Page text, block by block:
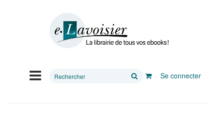
Rechercher
Se connecter